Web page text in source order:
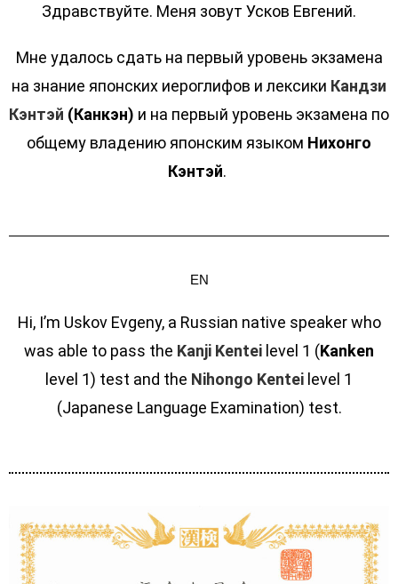
Здравствуйте. Меня зовут Усков Евгений.
Мне удалось сдать на первый уровень экзамена
на знание японских иероглифов и лексики Кандзи
Кэнтэй (Канкэн) и на первый уровень экзамена по
общему владению японским языком Нихонго
Кэнтэй.
EN
Hi, I’m Uskov Evgeny, a Russian native speaker who
was able to pass the Kanji Kentei level 1 (Kanken
level 1) test and the Nihongo Kentei level 1
(Japanese Language Examination) test.